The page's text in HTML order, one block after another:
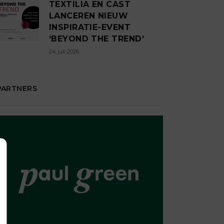
TEXTILIA EN CAST
LANCEREN NIEUW
INSPIRATIE-EVENT
‘BEYOND THE TREND’
24 juli 2026